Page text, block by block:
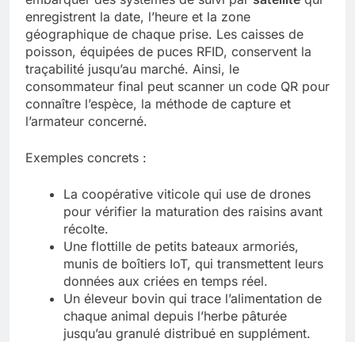
enregistrent la date, l’heure et la zone
géographique de chaque prise. Les caisses de
poisson, équipées de puces RFID, conservent la
traçabilité jusqu’au marché. Ainsi, le
consommateur final peut scanner un code QR pour
connaître l’espèce, la méthode de capture et
l’armateur concerné.
Exemples concrets :
La coopérative viticole qui use de drones
pour vérifier la maturation des raisins avant
récolte.
Une flottille de petits bateaux armoriés,
munis de boîtiers IoT, qui transmettent leurs
données aux criées en temps réel.
Un éleveur bovin qui trace l’alimentation de
chaque animal depuis l’herbe pâturée
jusqu’au granulé distribué en supplément.